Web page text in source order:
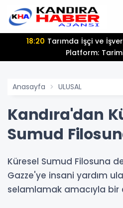
18:20
Platform:
Anasayfa ULUSAL
Kandıra'dan
Sumud
Küresel Sumud Filosuna
Gazze'ye insani yardım
selamlamak amacıyla bir